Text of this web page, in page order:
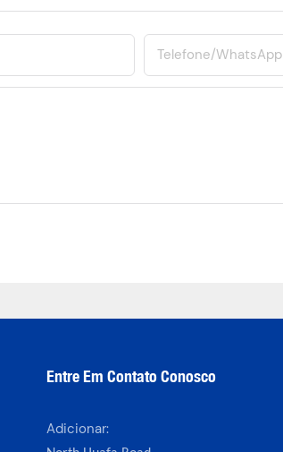
Telefone/WhatsApp
Entre Em Contato Conosco
Adicionar: